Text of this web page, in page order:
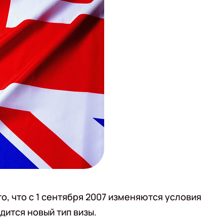
что с 1 сентября 2007 изменяются условия
новый тип визы.